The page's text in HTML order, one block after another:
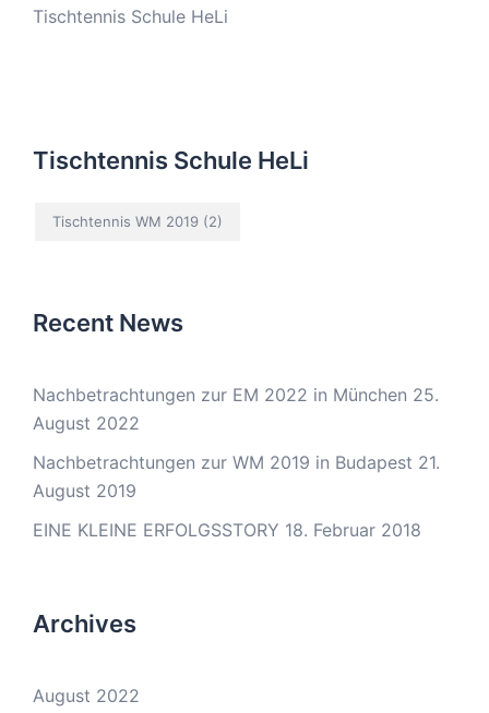
Tischtennis Schule HeLi
Tischtennis Schule HeLi
Tischtennis WM 2019 (2)
Recent News
Nachbetrachtungen zur EM 2022 in München 25.
August 2022
Nachbetrachtungen zur WM 2019 in Budapest 21.
August 2019
EINE KLEINE ERFOLGSSTORY 18. Februar 2018
Archives
August 2022